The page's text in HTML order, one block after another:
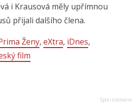
i Krausová měly upřímnou
přijali dalšího člena.
Ženy, eXtra, iDnes,
film